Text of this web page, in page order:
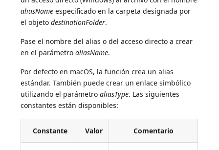
aliasName especificado en la carpeta designada por
el objetodestinationFolder.
Pase el nombre del alias o del acceso directo a crear
en el parámetroaliasName.
Por defecto en macOS, la función crea un alias
estándar. También puede crear un enlace simbólico
utilizando el parámetroaliasType. Las siguientes
constantes están disponibles:
Constante Valor Comentario